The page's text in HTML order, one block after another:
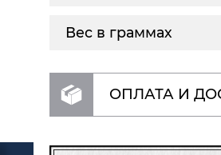
Вес в граммах
ОПЛАТА И